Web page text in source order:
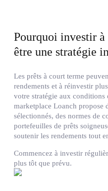
Pourquoi investir
être une stratégie
Les prêts à court terme
rendements et à réinvestir
votre stratégie aux conditions
marketplace Loanch propose
sélectionnés, des normes de
portefeuilles de prêts
soutenir les rendements tout
Commencez à investir
plus tôt que prévu.